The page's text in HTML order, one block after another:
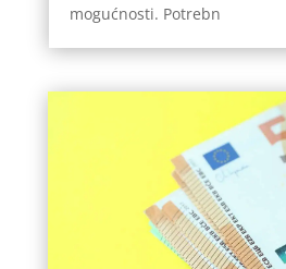
mogućnosti. Potrebn